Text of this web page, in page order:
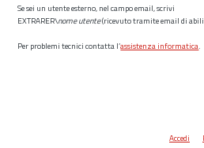
Se sei un utente esterno, nel campo email, scrivi
EXTRARER\nome utente(ricevuto tramite email di
Per problemi tecnici contatta l’assistenza informatica.
Accedi